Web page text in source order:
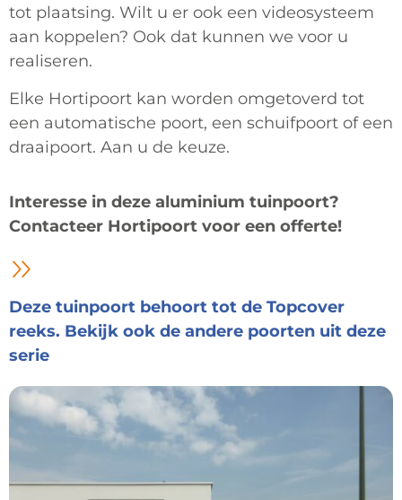
tot plaatsing. Wilt u er ook een videosysteem
aan koppelen? Ook dat kunnen we voor u
realiseren.
Elke Hortipoort kan worden omgetoverd tot
een automatische poort, een schuifpoort of een
draaipoort. Aan u de keuze.
Interesse in deze aluminium tuinpoort?
Contacteer Hortipoort voor een offerte!
Deze tuinpoort behoort tot de Topcover
reeks. Bekijk ook de andere poorten uit deze
serie